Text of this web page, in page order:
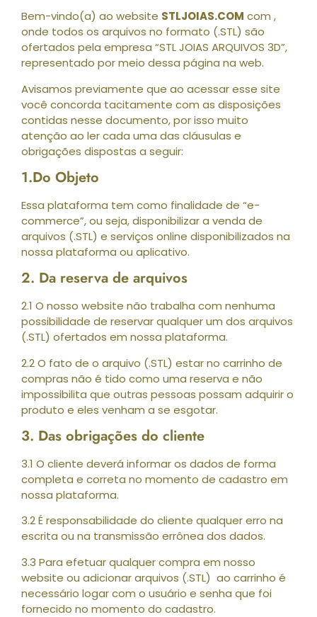
Bem-vindo(a) ao website STLJOIAS.COM com ,
onde todos os arquivos no formato (.STL) são
ofertados pela empresa “STL JOIAS ARQUIVOS 3D”,
representado por meio dessa página na web.
Avisamos previamente que ao acessar esse site
você concorda tacitamente com as disposições
contidas nesse documento, por isso muito
atenção ao ler cada uma das cláusulas e
obrigações dispostas a seguir:
1.Do Objeto
Essa plataforma tem como finalidade de “e-
commerce”, ou seja, disponibilizar a venda de
arquivos (.STL) e serviços online disponibilizados na
nossa plataforma ou aplicativo.
2. Da reserva de arquivos
2.1 O nosso website não trabalha com nenhuma
possibilidade de reservar qualquer um dos arquivos
(.STL) ofertados em nossa plataforma.
2.2 O fato de o arquivo (.STL) estar no carrinho de
compras não é tido como uma reserva e não
impossibilita que outras pessoas possam adquirir o
produto e eles venham a se esgotar.
3. Das obrigações do cliente
3.1 O cliente deverá informar os dados de forma
completa e correta no momento de cadastro em
nossa plataforma.
3.2 É responsabilidade do cliente qualquer erro na
escrita ou na transmissão errônea dos dados.
3.3 Para efetuar qualquer compra em nosso
website ou adicionar arquivos (.STL) ao carrinho é
necessário logar com o usuário e senha que foi
fornecido no momento do cadastro.